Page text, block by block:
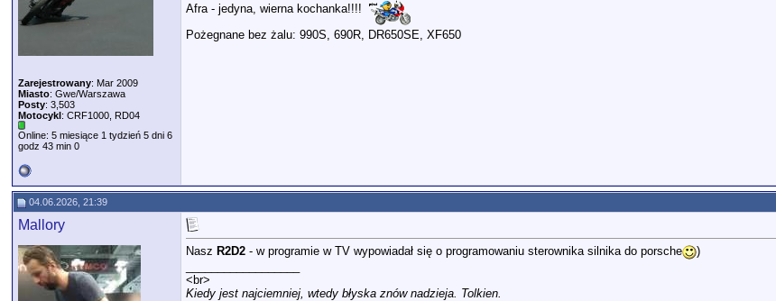
Zarejestrowany: Mar 2009
Miasto: Gwe/Warszawa
Posty: 3,503
Motocykl: CRF1000, RD04
Online: 5 miesiące 1 tydzień 5 dni 6
godz 43 min 0
Afra - jedyna, wierna kochanka!!!!
Pożegnane bez żalu: 990S, 690R, DR650SE, XF650
04.06.2026, 21:39
Mallory
Nasz R2D2 - w programie w TV wypowiadał się o programowaniu sterownika silnika do porsche
)
<br>
Kiedy jest najciemniej, wtedy błyska znów nadzieja. Tolkien.